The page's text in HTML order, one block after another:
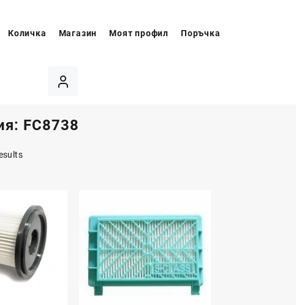
Количка Магазин Моят профил Поръчка
FC8738